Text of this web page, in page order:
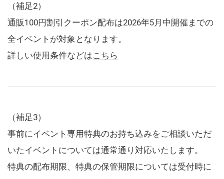
（補足2）
通販100円割引クーポン配布は2026年5月中開催までの
全イベントが対象となります。
詳しい使用条件などはこちら
（補足3）
事前にイベント専用特典のお持ち込みをご相談いただ
いたイベントについては通常通り対応いたします。
特典の配布期限、特典の保管期限については受付時に